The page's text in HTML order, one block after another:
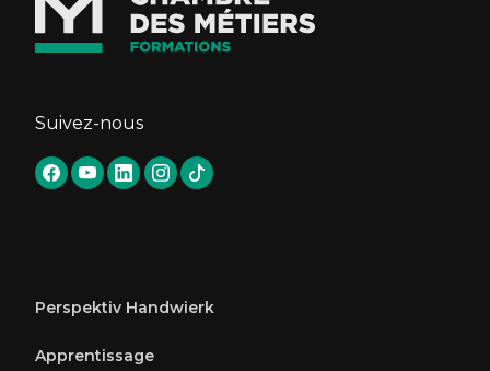
Suivez-nous
Perspektiv Handwierk
Apprentissage